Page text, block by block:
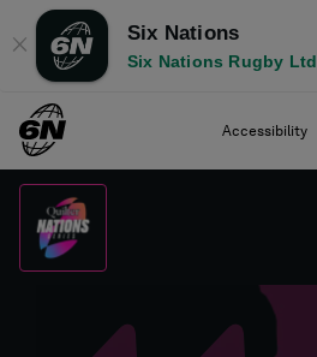
✕
Six Nations
Six Nations Rugby Ltd
Accessibility